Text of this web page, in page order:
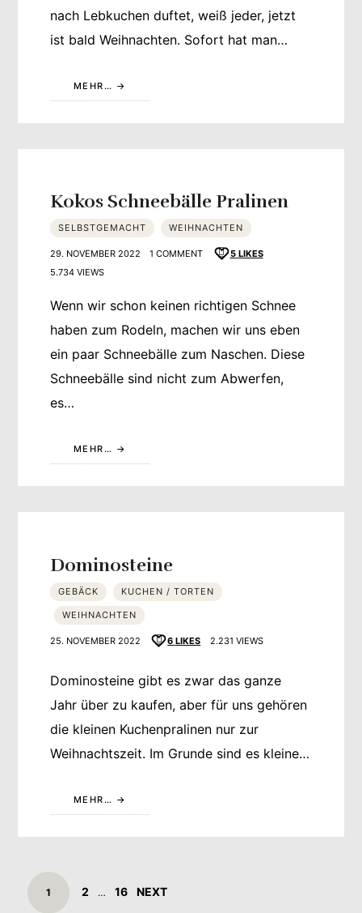
nach Lebkuchen duftet, weiß jeder, jetzt
ist bald Weihnachten. Sofort hat man…
MEHR…
Kokos Schneebälle Pralinen
SELBSTGEMACHT WEIHNACHTEN
29. NOVEMBER 2022 1 COMMENT 5 LIKES
5.734 VIEWS
Wenn wir schon keinen richtigen Schnee
haben zum Rodeln, machen wir uns eben
ein paar Schneebälle zum Naschen. Diese
Schneebälle sind nicht zum Abwerfen,
es…
MEHR…
Dominosteine
GEBÄCK KUCHEN / TORTEN
WEIHNACHTEN
25. NOVEMBER 2022 6 LIKES 2.231 VIEWS
Dominosteine gibt es zwar das ganze
Jahr über zu kaufen, aber für uns gehören
die kleinen Kuchenpralinen nur zur
Weihnachtszeit. Im Grunde sind es kleine…
MEHR…
POSTS
NAVIGATION
PAGE
1 PAGE
2 … PAGE
16 NEXT